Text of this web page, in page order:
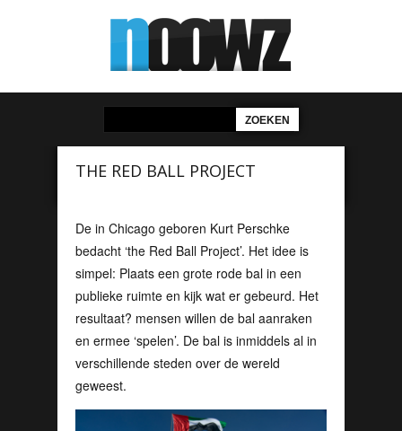
THE RED BALL PROJECT
De in Chicago geboren Kurt Perschke
bedacht ‘the Red Ball Project’. Het idee is
simpel: Plaats een grote rode bal in een
publieke ruimte en kijk wat er gebeurd. Het
resultaat? mensen willen de bal aanraken
en ermee ‘spelen’. De bal is inmiddels al in
verschillende steden over de wereld
geweest.